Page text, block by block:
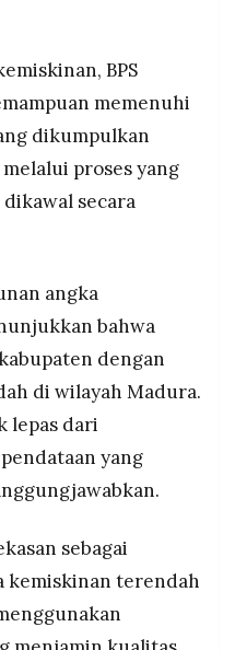
BPS
memenuhi
dikumpulkan
proses yang
secara
angka
bahwa
dengan
di wilayah Madura.
lepas dari
yang
sebagai
kemiskinan terendah